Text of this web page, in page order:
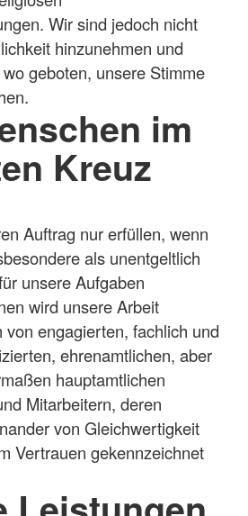
Wir sind jedoch nicht
hinzunehmen und
geboten, unsere Stimme
im
Kreuz
Auftrag nur erfüllen, wenn
als unentgeltlich
unsere Aufgaben
wird unsere Arbeit
von engagierten, fachlich und
ehrenamtlichen, aber
hauptamtlichen
Mitarbeitern, deren
von Gleichwertigkeit
Vertrauen gekennzeichnet